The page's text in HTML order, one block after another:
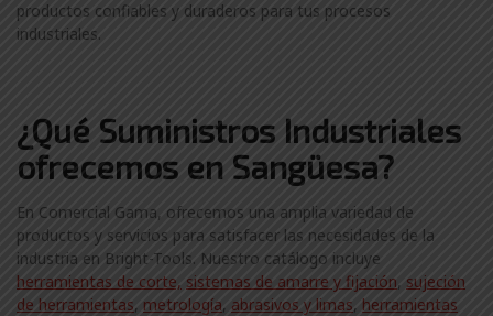
productos confiables y duraderos para tus procesos
industriales.
¿Qué Suministros Industriales
ofrecemos en Sangüesa?
En Comercial Gama, ofrecemos una amplia variedad de
productos y servicios para satisfacer las necesidades de la
industria en Bright-Tools. Nuestro catálogo incluye
herramientas de corte, sistemas de amarre y fijación, sujeción
de herramientas, metrología, abrasivos y limas, herramientas